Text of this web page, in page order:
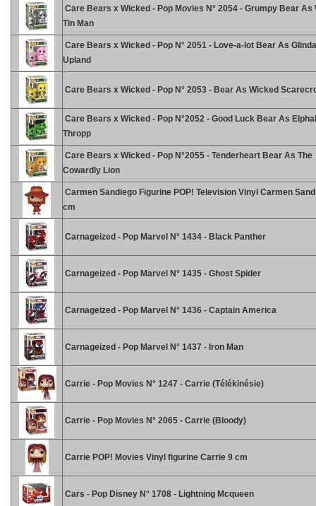
Care Bears x Wicked - Pop Movies N° 2054 - Grumpy Bear As
Tin Man
Care Bears x Wicked - Pop N° 2051 - Love-a-lot Bear As Glinda
Upland
Care Bears x Wicked - Pop N° 2053 - Bear As Wicked
Care Bears x Wicked - Pop N°2052 - Good Luck Bear As
Thropp
Care Bears x Wicked - Pop N°2055 - Tenderheart Bear As The
Cowardly Lion
Carmen Sandiego Figurine POP! Television Vinyl Carmen
cm
Carnageized - Pop Marvel N° 1434 - Black Panther
Carnageized - Pop Marvel N° 1435 - Ghost Spider
Carnageized - Pop Marvel N° 1436 - Captain America
Carnageized - Pop Marvel N° 1437 - Iron Man
Carrie - Pop Movies N° 1247 - Carrie (Télékinésie)
Carrie - Pop Movies N° 2065 - Carrie (Bloody)
Carrie POP! Movies Vinyl figurine Carrie 9 cm
Cars - Pop Disney N° 1708 - Lightning Mcqueen